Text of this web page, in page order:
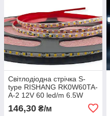
Світлодіодна стрічка S-
type RISHANG RK0W60TA-
A-2 12V 60 led/m 6.5W
146,30 ₴/м